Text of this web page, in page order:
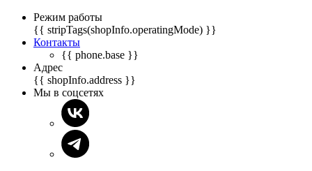
Режим работы
{{ stripTags(shopInfo.operatingMode) }}
Контакты
{{ phone.base }}
Адрес
{{ shopInfo.address }}
Мы в соцсетях